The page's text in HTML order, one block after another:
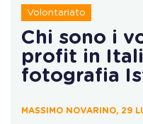
Volontariato
Chi sono i
profit in
fotografia
MASSIMO NOVARINO, 29